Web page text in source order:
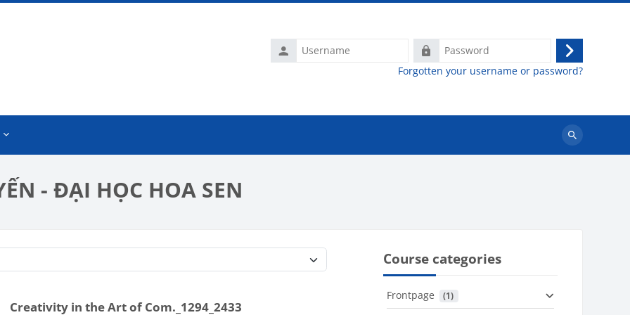
Username
Password
Log
in
Forgotten your username or password?
Search
- ĐẠI HỌC HOA SEN
Creativity in the Art of Com._1294_2433
Course categories
Frontpage (1)